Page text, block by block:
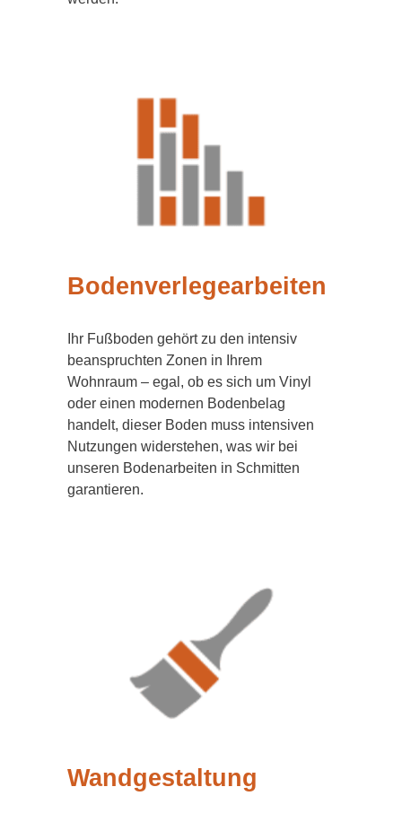
Bodenverlegearbeiten
Ihr Fußboden gehört zu den intensiv
beanspruchten Zonen in Ihrem
Wohnraum – egal, ob es sich um Vinyl
oder einen modernen Bodenbelag
handelt, dieser Boden muss intensiven
Nutzungen widerstehen, was wir bei
unseren Bodenarbeiten in Schmitten
garantieren.
Wandgestaltung